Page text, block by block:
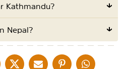
Kathmandu?
Nepal?
OP FACEBOOK
DELEN OP XDELEN VIA DE MAIL
DELEN OP PINTEREST
DELEN OP